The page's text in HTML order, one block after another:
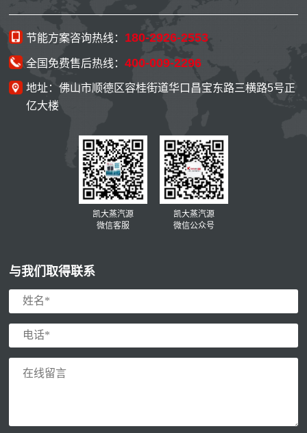
节能方案咨询热线： 180-2926-2553
全国免费售后热线：400-009-2296
地址：佛山市顺德区容桂街道华口昌宝东路三横路5号正
亿大楼
凯大蒸汽源
微信客服
凯大蒸汽源
微信公众号
与我们取得联系